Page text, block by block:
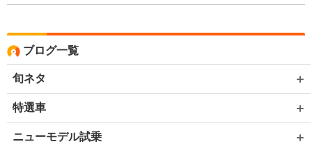
ブログ一覧
旬ネタ
特選車
ニューモデル試乗